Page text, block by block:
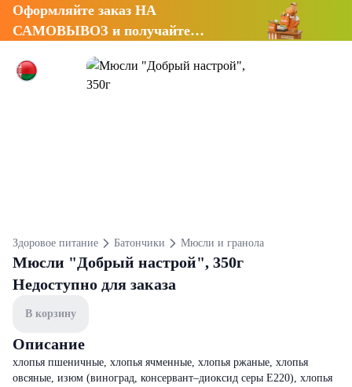
Оформляйте заказ НА
САМОВЫВОЗ и получайте
Здоровое питание Батончики Мюсли и гранола
Мюсли "Добрый настрой", 350г
Недоступно для заказа
В корзину
Описание
хлопья пшеничные, хлопья ячменные, хлопья ржаные, хлопья
овсяные, изюм (виноград, консервант–диоксид серы Е220), хлопья